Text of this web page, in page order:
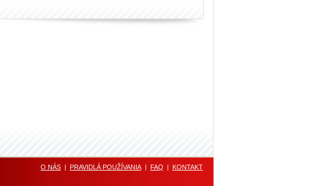
O NÁS | PRAVIDLÁ POUŽÍVANIA | FAQ |
KONTAKT